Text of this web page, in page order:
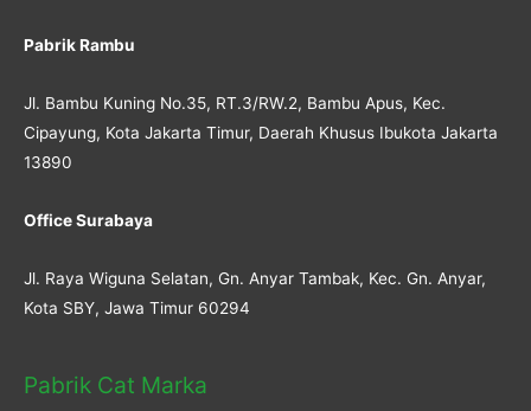
Pabrik Rambu
Jl. Bambu Kuning No.35, RT.3/RW.2, Bambu Apus, Kec.
Cipayung, Kota Jakarta Timur, Daerah Khusus Ibukota Jakarta
13890
Office Surabaya
Jl. Raya Wiguna Selatan, Gn. Anyar Tambak, Kec. Gn. Anyar,
Kota SBY, Jawa Timur 60294
Pabrik Cat Marka